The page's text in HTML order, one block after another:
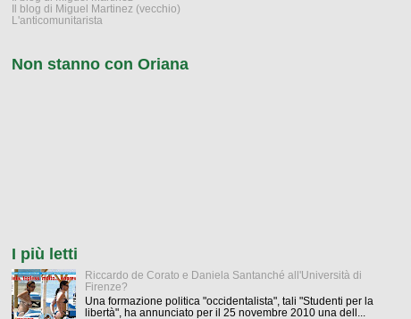
Il blog di Miguel Martinez (vecchio)
L'anticomunitarista
Non stanno con Oriana
I più letti
Riccardo de Corato e Daniela Santanché all'Università di
Firenze?
Una formazione politica "occidentalista", tali "Studenti per la
libertà", ha annunciato per il 25 novembre 2010 una dell...